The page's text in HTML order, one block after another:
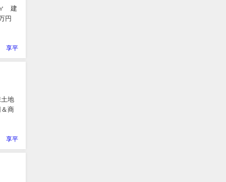
建
円
享平
地
商
享平